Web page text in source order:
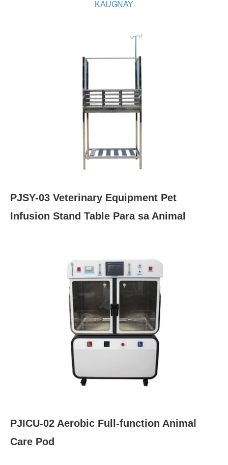
KAUGNAY
PJSY-03 Veterinary Equipment Pet
Infusion Stand Table Para sa Animal
PJICU-02 Aerobic Full-function Animal
Care Pod